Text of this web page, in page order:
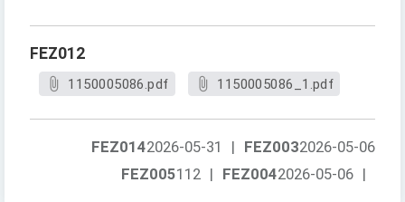
FEZ012
1150005086.pdf 1150005086_1.pdf
FEZ0032026-05-06
FEZ0142026-05-31
|
FEZ0042026-05-06 |
FEZ005112 |